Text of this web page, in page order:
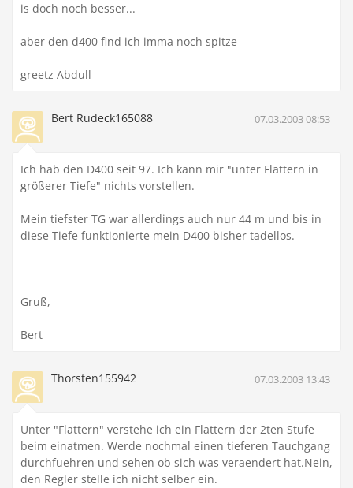
is doch noch besser...
aber den d400 find ich imma noch spitze
greetz Abdull
Bert Rudeck165088 07.03.2003 08:53
Ich hab den D400 seit 97. Ich kann mir "unter Flattern in
größerer Tiefe" nichts vorstellen.
Mein tiefster TG war allerdings auch nur 44 m und bis in
diese Tiefe funktionierte mein D400 bisher tadellos.
Gruß,
Bert
Thorsten155942 07.03.2003 13:43
Unter "Flattern" verstehe ich ein Flattern der 2ten Stufe
beim einatmen. Werde nochmal einen tieferen Tauchgang
durchfuehren und sehen ob sich was veraendert hat.Nein,
den Regler stelle ich nicht selber ein.